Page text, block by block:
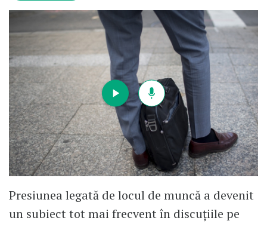
Presiunea legată de locul de muncă a devenit
un subiect tot mai frecvent în discuțiile pe